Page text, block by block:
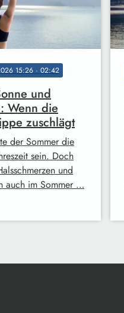
15:26 · 02:42
und
Wenn die
zuschlägt
der Sommer die
sein. Doch
und
auch im Sommer …